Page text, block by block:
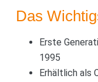
Das
Erste
1995
Erhältlich als